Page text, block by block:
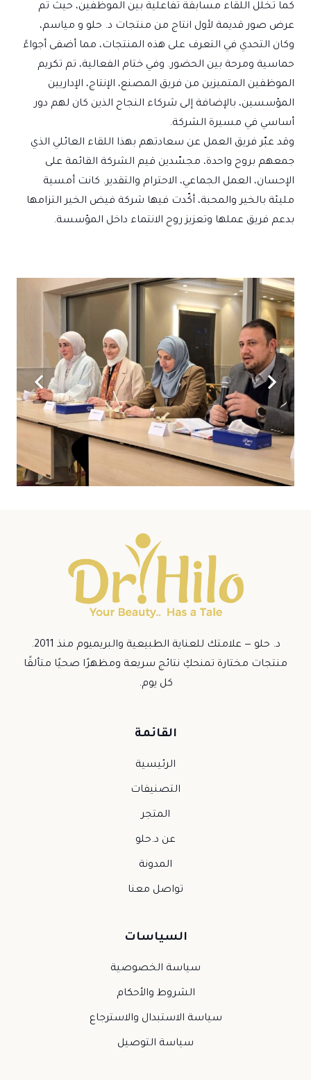
كما تخلّل اللقاء مسابقة تفاعلية بين الموظفين، حيث تم
عرض صور قديمة لأول انتاج من منتجات د. حلو و مياسم،
وكان التحدي في التعرف على هذه المنتجات، مما أضفى أجواءً
حماسية ومرحة بين الحضور. وفي ختام الفعالية، تم تكريم
الموظفين المتميزين من فريق المصنع، الإنتاج، الإداريين
المؤسسين، بالإضافة إلى شركاء النجاح الذين كان لهم دور
أساسي في مسيرة الشركة.
وقد عبّر فريق العمل عن سعادتهم بهذا اللقاء العائلي الذي
جمعهم بروح واحدة، مجسّدين قيم الشركة القائمة على
الإحسان، العمل الجماعي، الاحترام والتقدير. كانت أمسية
مليئة بالخير والمحبة، أكّدت فيها شركة فيض الخير التزامها
بدعم فريق عملها وتعزيز روح الانتماء داخل المؤسسة.
د. حلو — علامتك للعناية الطبيعية والبريميوم منذ 2011.
منتجات مختارة تمنحكِ نتائج سريعة ومظهرًا صحيًا متألقًا
كل يوم.
القائمة
الرئيسية
التصنيفات
المتجر
عن د.حلو
المدونة
تواصل معنا
السياسات
سياسة الخصوصية
الشروط والأحكام
سياسة الاستبدال والاسترجاع
سياسة التوصيل